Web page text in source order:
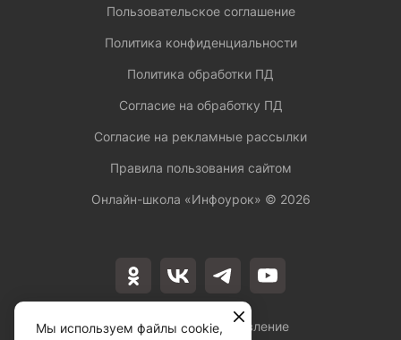
Лицензия на осуществление
Пользовательское соглашение
Политика конфиденциальности
Политика обработки ПД
Согласие на обработку ПД
Согласие на рекламные рассылки
Правила пользования сайтом
Онлайн-школа «Инфоурок» © 2026
Мы используем файлы cookie,